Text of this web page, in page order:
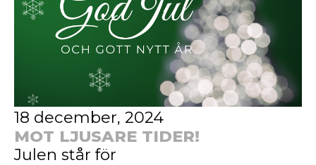
18 december, 2024
MOT LJUSARE TIDER!
Julen står för